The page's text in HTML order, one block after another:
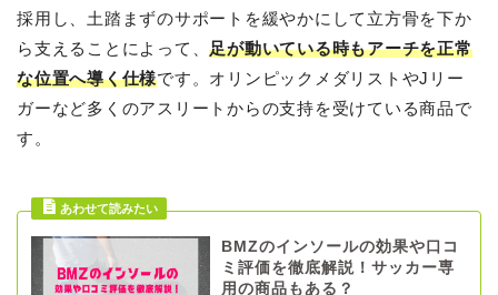
採用し、土踏まずのサポートを緩やかにして立方骨を下か
ら支えることによって、足が動いている時もアーチを正常
な位置へ導く仕様です。オリンピックメダリストやJリー
ガーなど多くのアスリートからの支持を受けている商品で
す。
BMZのインソールの効果や口コ
ミ評価を徹底解説！サッカー専
用の商品もある？